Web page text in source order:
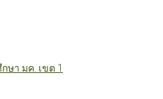
ษา มค. เขต 1